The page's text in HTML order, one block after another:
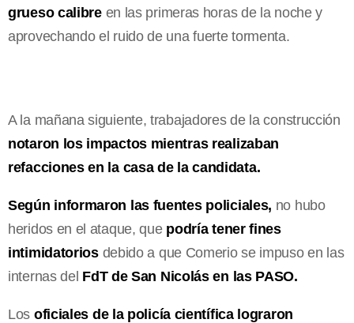
grueso calibreen las primeras horas de la noche y
aprovechando el ruido de una fuerte tormenta.
A la mañana siguiente, trabajadores de la construcción
notaron los impactos mientras realizaban
refacciones en la casa de la candidata.
Según informaron las fuentes policiales, no hubo
heridos en el ataque, que podría tener fines
intimidatoriosdebido a que Comerio se impuso en las
internas del FdT de San Nicolás en las PASO.
Los oficiales de la policía científica lograron